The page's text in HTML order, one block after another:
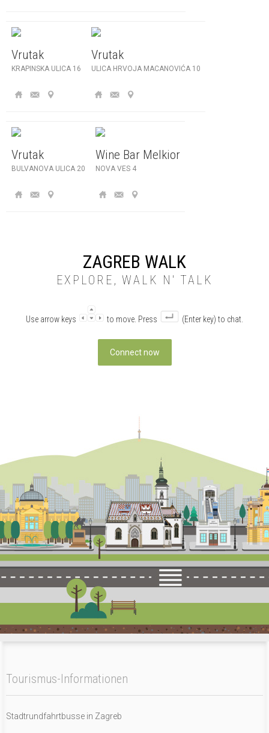
Vrutak
KRAPINSKA ULICA 16
Vrutak
ULICA HRVOJA MACANOVIĆA 10
Vrutak
BULVANOVA ULICA 20
Wine Bar Melkior
NOVA VES 4
ZAGREB WALK
EXPLORE, WALK N' TALK
Use arrow keys to move. Press (Enter key) to chat.
Connect now
Tourismus-Informationen
Stadtrundfahrtbusse in Zagreb